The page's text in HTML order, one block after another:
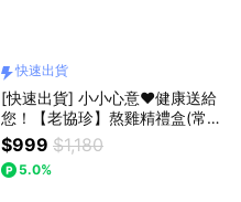
快速出貨
[快速出貨] 小小心意❤️健康送給
您！【老協珍】熬雞精禮盒(常
溫/7入)
$999 $1,180
5.0%